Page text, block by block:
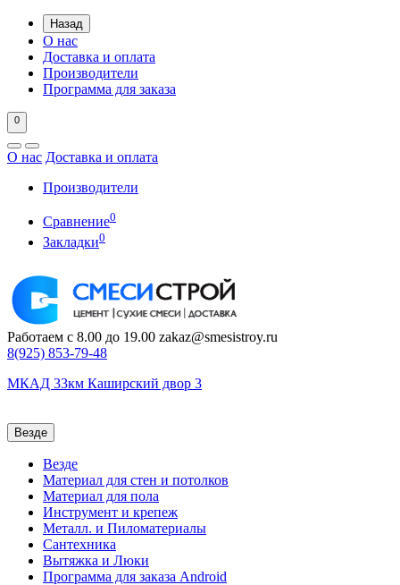
Назад
О нас
Доставка и оплата
Производители
Программа для заказа
0
О нас Доставка и оплата
Производители
Сравнение0
Закладки0
Работаем с 8.00 до 19.00 zakaz@smesistroy.ru
8(925) 853-79-48
МКАД 33км Каширский двор 3
Везде
Везде
Материал для стен и потолков
Материал для пола
Инструмент и крепеж
Металл. и Пиломатериалы
Сантехника
Вытяжка и Люки
Программа для заказа Android